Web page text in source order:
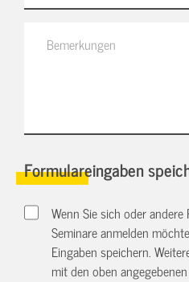
Formulareingaben
Wenn Sie sich oder
Seminare anmelden
Eingaben speichern.
mit den oben